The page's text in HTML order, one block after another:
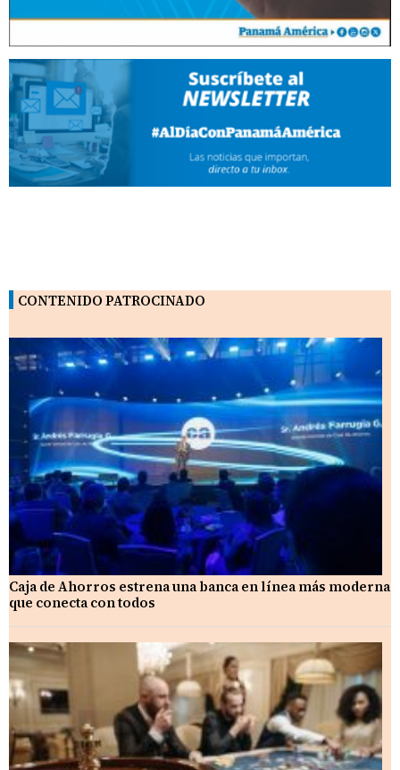
CONTENIDO PATROCINADO
Caja de Ahorros estrena una banca en línea más moderna
que conecta con todos